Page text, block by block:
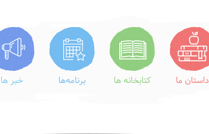
داستان ما کتابخانه ها برنامه‌ها خبر ها